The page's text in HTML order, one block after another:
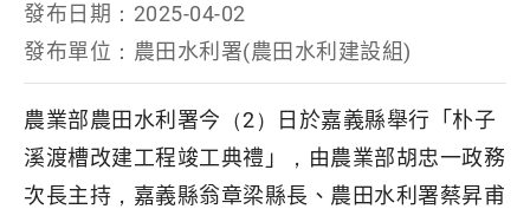
發布日期： 2025-04-02
發布單位： 農田水利署(農田水利建設組)
農業部農田水利署今（2）日於嘉義縣舉行「朴子
溪渡槽改建工程竣工典禮」，由農業部胡忠一政務
次長主持，嘉義縣翁章梁縣長、農田水利署蔡昇甫